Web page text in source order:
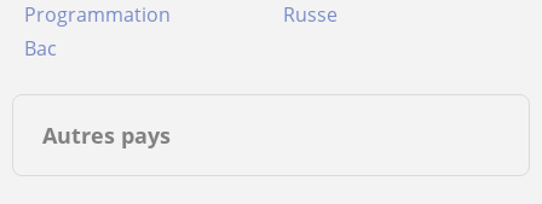
Programmation
Russe
Bac
Autres pays